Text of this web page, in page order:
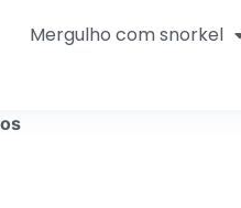
Mergulho com snorkel